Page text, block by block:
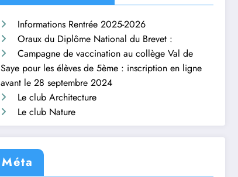
Informations Rentrée 2025-2026
Oraux du Diplôme National du Brevet :
Campagne de vaccination au collège Val de
Saye pour les élèves de 5ème : inscription en ligne
avant le 28 septembre 2024
Le club Architecture
Le club Nature
Méta